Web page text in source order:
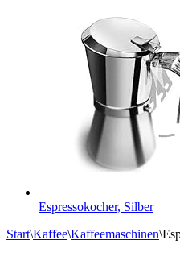
Espressokocher, Silber
Start\Kaffee\Kaffeemaschinen\